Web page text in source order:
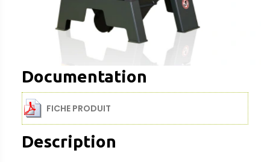
Documentation
FICHE PRODUIT
Description